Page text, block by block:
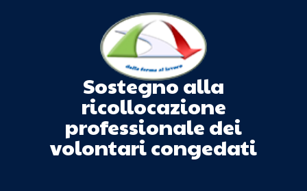
Sostegno alla
ricollocazione
professionale dei
volontari congedati